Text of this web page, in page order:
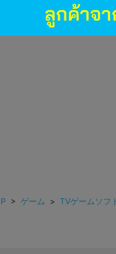
> ゲーム > TVゲームソフ